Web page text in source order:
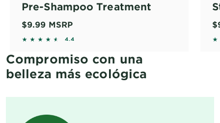
Pre-Shampoo Treatment
$9.99 MSRP
4.4121 out of 5 stars based on reviews
4.4
Compromiso con una
belleza más ecológica